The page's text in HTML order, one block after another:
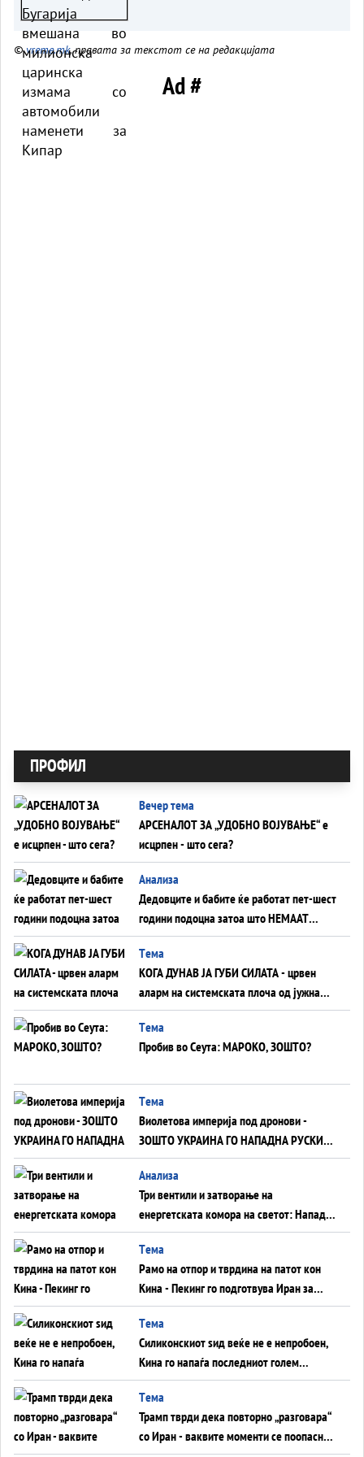
©vreme.mk, правата за текстот се на редакцијата
Ad #
ПРОФИЛ
Вечер тема
АРСЕНАЛОТ ЗА „УДОБНО ВОЈУВАЊЕ“ е
исцрпен - што сега?
Анализа
Дедовците и бабите ќе работат пет-шест
години подоцна затоа што НЕМААТ
ВНУЦИ ДА ГИ ЗАМЕНАТ
Tема
КОГА ДУНАВ ЈА ГУБИ СИЛАТА - црвен
аларм на системската плоча од јужна
Германија до Црното Море...
Tема
Пробив во Сеута: МАРОКО, ЗОШТО?
Tема
Виолетова империја под дронови -
ЗОШТО УКРАИНА ГО НАПАДНА РУСКИОТ
WILDBERRIES
Aнализа
Три вентили и затворање на
енергетската комора на светот: Нападот
во Суец најавува глобален енергетски
инфаркт?
Tема
Рамо на отпор и тврдина на патот кон
Кина - Пекинг го подготвува Иран за
американска копнена инвазија
Tема
Силиконскиот ѕид веќе не е непробоен,
Кина го напаѓа последниот голем
монопол на Западот?
Tема
Трамп тврди дека повторно „разговара“
со Иран - ваквите моменти се поопасни